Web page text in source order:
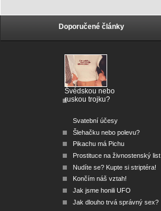
Doporučené články
Švédskou nebo
ruskou trojku?
Svatební účesy
Šlehačku nebo polevu?
Pikachu má Pichu
Prostituce na živnostenský list
Nudíte se? Kupte si striptéra!
Končím náš vztah!
Jak jsme honili UFO
Jak dlouho trvá správný sex?